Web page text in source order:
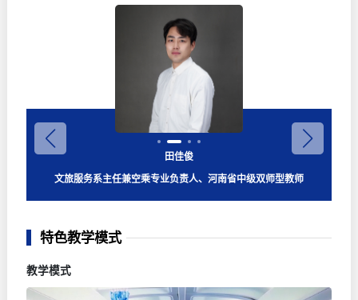
伊永华
艺术与设计学院办公室主任、河南省教育厅学术技术带头人
田佳俊
文旅服务系主任兼空乘专业负责人、河南省中级双师型教师
李玉倩
国际注册高级礼仪培训师、夏礼文化特聘高级礼仪培训师
黄瞳
原中国东方航空公司乘务员、CATA中国航协航空乘务教员
特色教学模式
教学模式